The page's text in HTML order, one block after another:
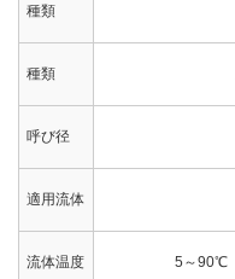
種類
種類
呼び径
適用流体
流体温度 5～90℃